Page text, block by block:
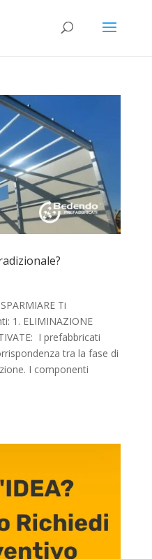
Ti
1. ELIMINAZIONE
I prefabbricati
tra la fase di
I componenti